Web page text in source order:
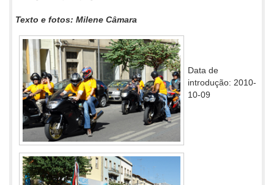
Texto e fotos: Milene Câmara
Data de
introdução: 2010-
10-09